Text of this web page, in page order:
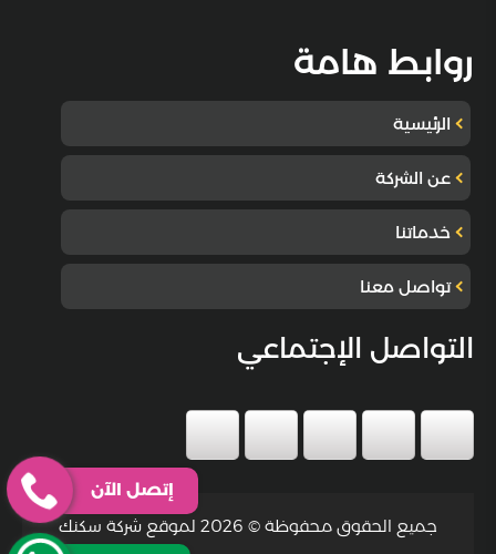
روابط هامة
الرئيسية
عن الشركة
خدماتنا
تواصل معنا
التواصل الإجتماعي
جميع الحقوق محفوظة © 2026 لموقع شركة سكنك
إتصل الآن